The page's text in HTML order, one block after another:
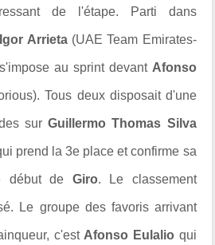
de l'étape. Parti dans
Igor Arrieta(UAE Team Emirates-
au sprint devant Afonso
Tous deux disposait d'une
surGuillermo Thomas Silva
prend la 3e place et confirme sa
début de Giro. Le classement
Le groupe des favoris arrivant
c'estAfonso Eulalio qui